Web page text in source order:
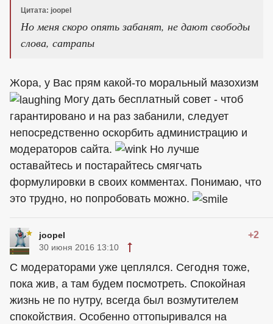
Цитата: joopel
Но меня скоро опять забанят, не дают свободы
слова, сатрапы
Жора, у Вас прям какой-то моральный мазохизм
Могу дать бесплатный совет - чтоб
гарантировано и на раз забанили, следует
непосредственно оскорбить администрацию и
модераторов сайта.
Но лучше
оставайтесь и постарайтесь смягчать
формулировки в своих комментах. Понимаю, что
это трудно, но попробовать можно.
joopel +2
30 июня 2016 13:10
С модераторами уже цеплялся. Сегодня тоже,
пока жив, а там будем посмотреть. Спокойная
жизнь не по нутру, всегда был возмутителем
спокойствия. Особенно оттопыривался на